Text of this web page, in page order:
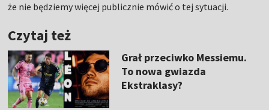
że nie będziemy więcej publicznie mówić o tej sytuacji.
Czytaj też
Grał przeciwko Messiemu.
To nowa gwiazda
Ekstraklasy?